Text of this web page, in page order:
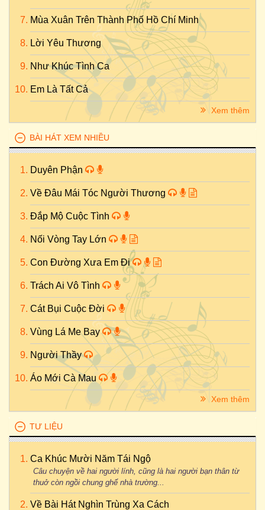
Mùa Xuân Trên Thành Phố Hồ Chí Minh
Lời Yêu Thương
Như Khúc Tình Ca
Em Là Tất Cả
Xem thêm
BÀI HÁT XEM NHIỀU
Duyên Phận
Về Đâu Mái Tóc Người Thương
Đắp Mộ Cuộc Tình
Nối Vòng Tay Lớn
Con Đường Xưa Em Đi
Trách Ai Vô Tình
Cát Bụi Cuộc Đời
Vùng Lá Me Bay
Người Thầy
Áo Mới Cà Mau
Xem thêm
TƯ LIỆU
Ca Khúc Mười Năm Tái Ngộ
Câu chuyện về hai người lính, cũng là hai người bạn thân từ
thuở còn ngồi chung ghế nhà trường...
Về Bài Hát Nghìn Trùng Xa Cách